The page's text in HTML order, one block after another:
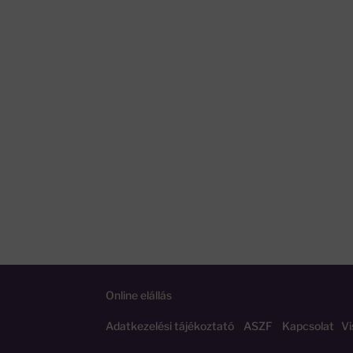
Online elállás
Adatkezelési tájékoztató ASZF Kapcsolat